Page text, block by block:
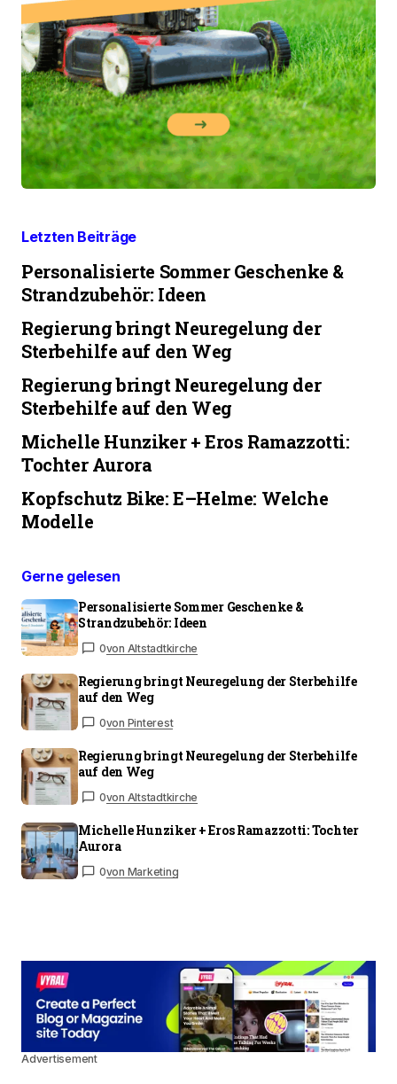
Letzten Beiträge
Personalisierte Sommer Geschenke &
Strandzubehör: Ideen
Regierung bringt Neuregelung der
Sterbehilfe auf den Weg
Regierung bringt Neuregelung der
Sterbehilfe auf den Weg
Michelle Hunziker + Eros Ramazzotti:
Tochter Aurora
Kopfschutz Bike: E–Helme: Welche
Modelle
Gerne gelesen
Personalisierte Sommer Geschenke &
Strandzubehör: Ideen
0von Altstadtkirche
Regierung bringt Neuregelung der Sterbehilfe
auf den Weg
0von Pinterest
Regierung bringt Neuregelung der Sterbehilfe
auf den Weg
0von Altstadtkirche
Michelle Hunziker + Eros Ramazzotti: Tochter
Aurora
0von Marketing
Advertisement